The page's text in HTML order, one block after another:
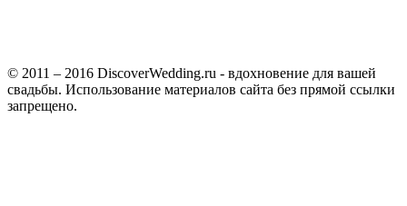
© 2011 – 2016 DiscoverWedding.ru - вдохновение для вашей
свадьбы. Использование материалов сайта без прямой ссылки
запрещено.